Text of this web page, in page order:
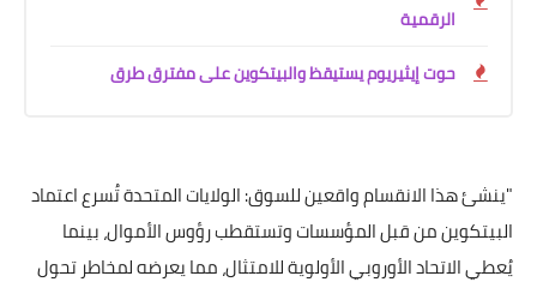
الرقمية
حوت إيثيريوم يستيقظ والبيتكوين على مفترق طرق
"ينشئ هذا الانقسام واقعين للسوق: الولايات المتحدة تُسرع اعتماد
البيتكوين من قبل المؤسسات وتستقطب رؤوس الأموال، بينما
يُعطي الاتحاد الأوروبي الأولوية للامتثال، مما يعرضه لمخاطر تحول